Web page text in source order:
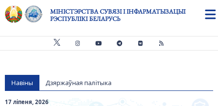
Skip to main content
МІНІСТЭРСТВА СУВЯЗІ І ІНФАРМАТЫЗАЦЫІ
РЭСПУБЛІКІ БЕЛАРУСЬ
Навіны Дзяржаўная палітыка
17 ліпеня, 2026